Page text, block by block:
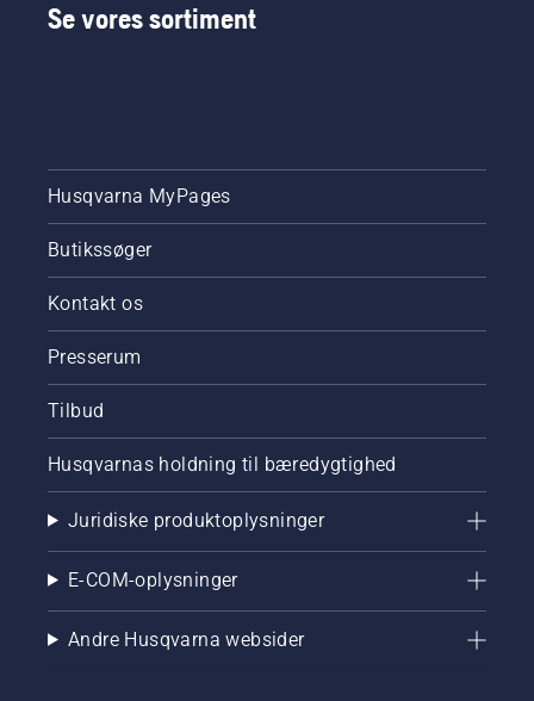
Se vores sortiment
Husqvarna MyPages
Butikssøger
Kontakt os
Presserum
Tilbud
Husqvarnas holdning til bæredygtighed
Juridiske produktoplysninger
E-COM-oplysninger
Andre Husqvarna websider